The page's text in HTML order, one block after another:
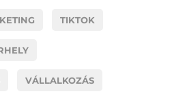
TIKTOK
VÁLLALKOZÁS